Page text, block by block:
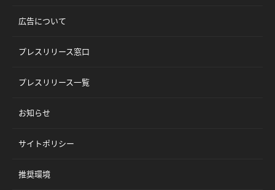
広告について
プレスリリース窓口
プレスリリース一覧
お知らせ
サイトポリシー
推奨環境